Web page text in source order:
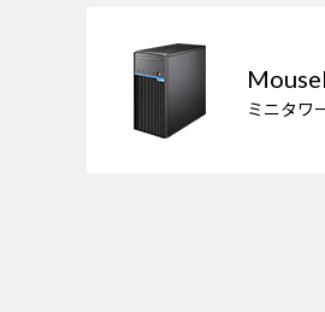
ミニタワ